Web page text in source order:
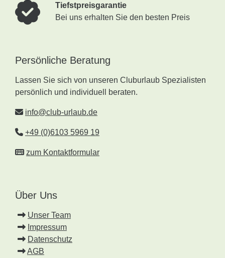
Tiefstpreisgarantie
Bei uns erhalten Sie den besten Preis
Persönliche Beratung
Lassen Sie sich von unseren Cluburlaub Spezialisten
persönlich und individuell beraten.
info@club-urlaub.de
+49 (0)6103 5969 19
zum Kontaktformular
Über Uns
Unser Team
Impressum
Datenschutz
AGB